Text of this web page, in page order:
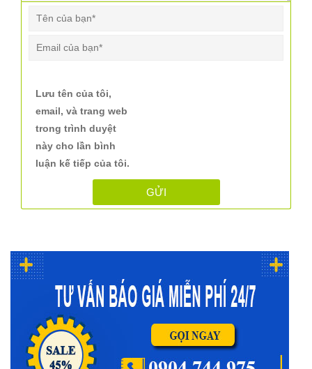
Lưu tên của tôi,
email, và trang web
trong trình duyệt
này cho lần bình
luận kế tiếp của tôi.